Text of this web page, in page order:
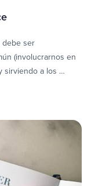
debe ser
(involucrarnos en
sirviendo a los …